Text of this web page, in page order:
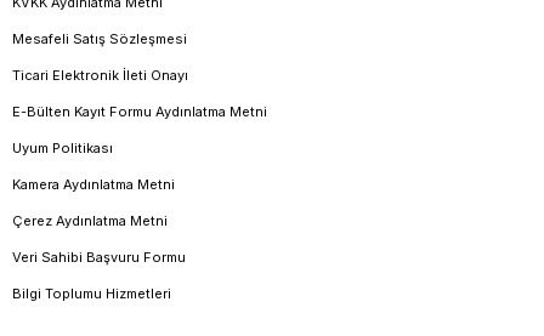
Mesafeli Satış Sözleşmesi
Ticari Elektronik İleti Onayı
E-Bülten Kayıt Formu Aydınlatma Metni
Uyum Politikası
Kamera Aydınlatma Metni
Çerez Aydınlatma Metni
Veri Sahibi Başvuru Formu
Bilgi Toplumu Hizmetleri